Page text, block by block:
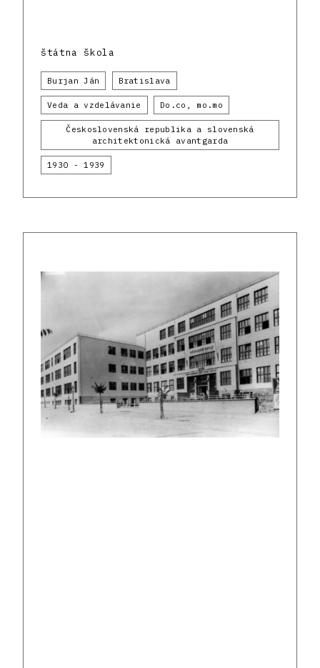
štátna škola
Burjan Ján Bratislava
Veda a vzdelávanie Do.co, mo.mo
Československá republika a slovenská
architektonická avantgarda
1930 - 1939